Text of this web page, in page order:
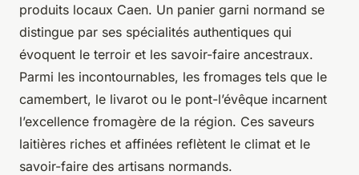
produits locaux Caen. Un panier garni normand se
distingue par ses spécialités authentiques qui
évoquent le terroir et les savoir-faire ancestraux.
Parmi les incontournables, les fromages tels que le
camembert, le livarot ou le pont-l’évêque incarnent
l’excellence fromagère de la région. Ces saveurs
laitières riches et affinées reflètent le climat et le
savoir-faire des artisans normands.